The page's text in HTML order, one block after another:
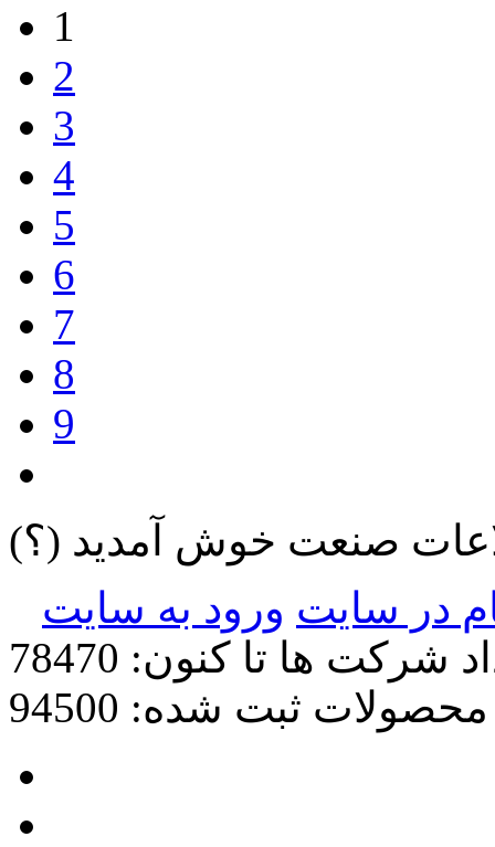
1
2
3
4
5
6
7
8
9
صنعت خوش آمدید (؟)
در سایت ورود به سایت
شرکت ها تا کنون: 78470
ثبت شده: 94500